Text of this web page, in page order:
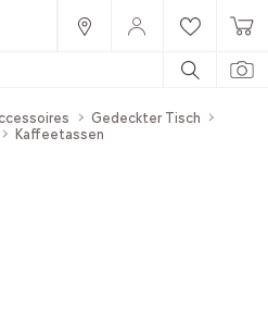
Gedeckter Tisch
Kaffeetassen